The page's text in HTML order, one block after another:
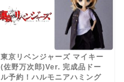
東京リベンジャーズ マイキー
(佐野万次郎)Ver. 完成品ドー
ル予約！ハルモニアハミング